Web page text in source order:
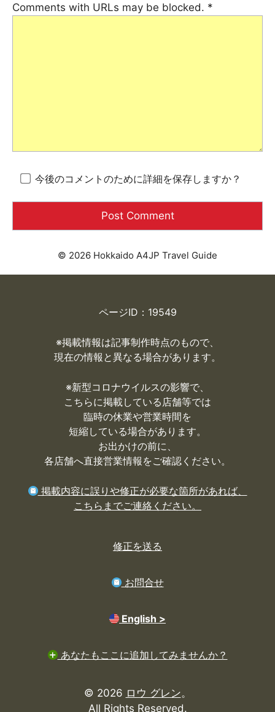
Comments with URLs may be blocked. *
今後のコメントのために詳細を保存しますか？
© 2026 Hokkaido A4JP Travel Guide
ページID：19549
※掲載情報は記事制作時点のもので、
現在の情報と異なる場合があります。
※新型コロナウイルスの影響で、
こちらに掲載している店舗等では
臨時の休業や営業時間を
短縮している場合があります。
お出かけの前に、
各店舗へ直接営業情報をご確認ください。
掲載内容に誤りや修正が必要な箇所があれば、
こちらまでご連絡ください。
修正を送る
お問合せ
English >
あなたもここに追加してみませんか？
© 2026 ロウ グレン。
All Rights Reserved.